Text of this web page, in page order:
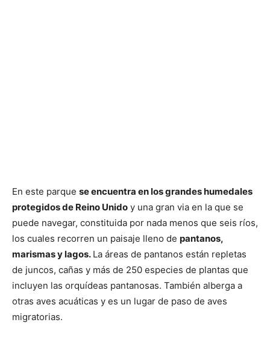
En este parque se encuentra en los grandes humedales
protegidos de Reino Unido y una gran via en la que se
puede navegar, constituida por nada menos que seis ríos,
los cuales recorren un paisaje lleno de pantanos,
marismas y lagos. La áreas de pantanos están repletas
de juncos, cañas y más de 250 especies de plantas que
incluyen las orquídeas pantanosas. También alberga a
otras aves acuáticas y es un lugar de paso de aves
migratorias.